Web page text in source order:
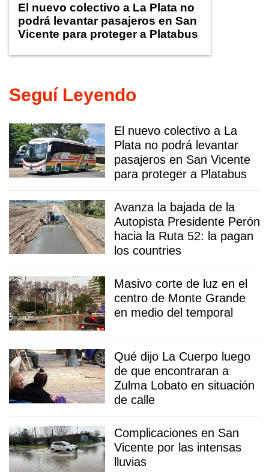
El nuevo colectivo a La Plata no
podrá levantar pasajeros en San
Vicente para proteger a Platabus
Seguí Leyendo
El nuevo colectivo a La
Plata no podrá levantar
pasajeros en San Vicente
para proteger a Platabus
Avanza la bajada de la
Autopista Presidente Perón
hacia la Ruta 52: la pagan
los countries
Masivo corte de luz en el
centro de Monte Grande
en medio del temporal
Qué dijo La Cuerpo luego
de que encontraran a
Zulma Lobato en situación
de calle
Complicaciones en San
Vicente por las intensas
lluvias